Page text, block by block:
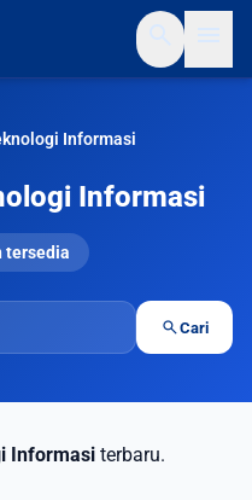
Informasi
Informasi
tersedia
searchCari
Informasi terbaru.